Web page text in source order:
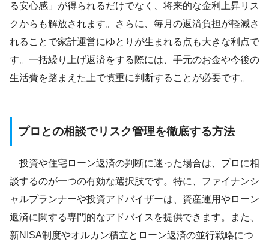
る安心感」が得られるだけでなく、将来的な金利上昇リス
クからも解放されます。さらに、毎月の返済負担が軽減さ
れることで家計運営にゆとりが生まれる点も大きな利点で
す。一括繰り上げ返済をする際には、手元のお金や今後の
生活費を踏まえた上で慎重に判断することが必要です。
プロとの相談でリスク管理を徹底する方法
投資や住宅ローン返済の判断に迷った場合は、プロに相
談するのが一つの有効な選択肢です。特に、ファイナンシ
ャルプランナーや投資アドバイザーは、資産運用やローン
返済に関する専門的なアドバイスを提供できます。また、
新NISA制度やオルカン積立とローン返済の並行戦略につ